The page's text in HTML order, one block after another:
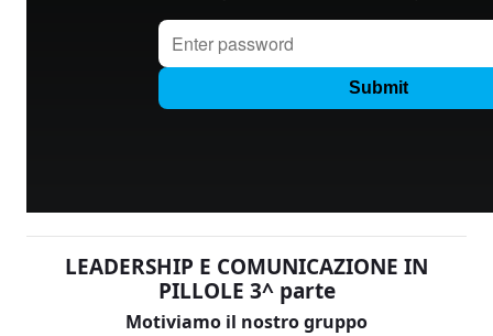
LEADERSHIP E COMUNICAZIONE IN
PILLOLE 3^ parte
Motiviamo il nostro gruppo